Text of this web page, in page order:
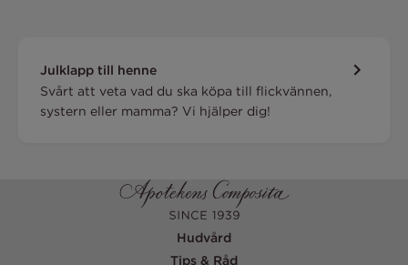
Julklapp till henne
Svårt att veta vad du ska köpa till flickvännen,
systern eller mamma? Vi hjälper dig!
Hudvård
Tips & Råd